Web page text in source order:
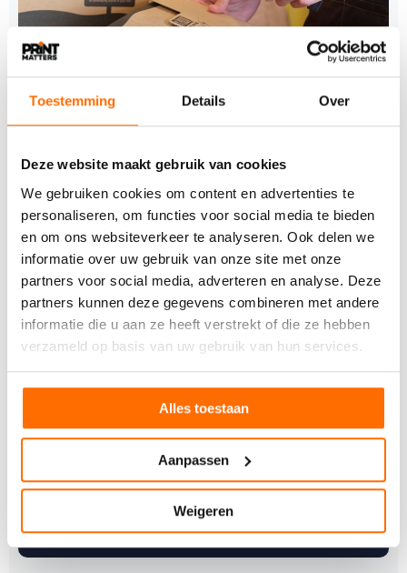
Toestemming Details Over
Deze website maakt gebruik van cookies
We gebruiken cookies om content en advertenties te
personaliseren, om functies voor social media te bieden
en om ons websiteverkeer te analyseren. Ook delen we
informatie over uw gebruik van onze site met onze
partners voor social media, adverteren en analyse. Deze
partners kunnen deze gegevens combineren met andere
informatie die u aan ze heeft verstrekt of die ze hebben
verzameld op basis van uw gebruik van hun services.
Alles toestaan
Aanpassen
Weigeren
DS Smith, RE-ZIP EN RAJA Group starten pilot
voor herbruikbare e-commerceverpakkingen
DS Smith, RE-ZIP en de RAJA Group hebben samen
het initiatief REUSE FAST TRACK gelanceerd. De drie
partners…